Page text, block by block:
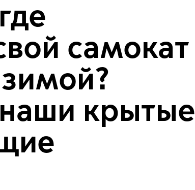
самокат
наши крытые